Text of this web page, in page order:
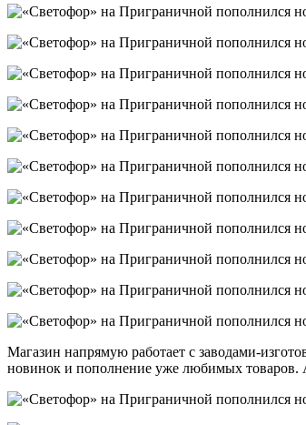
Магазин напрямую работает с заводами-
новинок и пополнение уже любимых